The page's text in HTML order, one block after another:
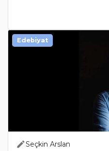
Seçkin Arslan
Edebiyat